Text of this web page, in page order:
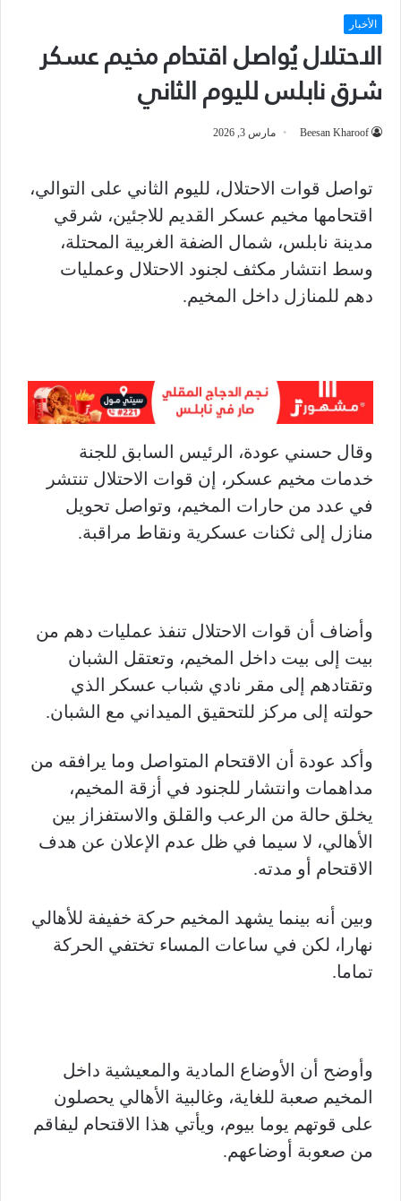
الأخبار
الاحتلال يُواصل اقتحام مخيم عسكر
شرق نابلس لليوم الثاني
Beesan Kharoof مارس 3, 2026
تواصل قوات الاحتلال، لليوم الثاني على التوالي،
اقتحامها مخيم عسكر القديم للاجئين، شرقي
مدينة نابلس، شمال الضفة الغربية المحتلة،
وسط انتشار مكثف لجنود الاحتلال وعمليات
دهم للمنازل داخل المخيم.
وقال حسني عودة، الرئيس السابق للجنة
خدمات مخيم عسكر، إن قوات الاحتلال تنتشر
في عدد من حارات المخيم، وتواصل تحويل
منازل إلى ثكنات عسكرية ونقاط مراقبة.
وأضاف أن قوات الاحتلال تنفذ عمليات دهم من
بيت إلى بيت داخل المخيم، وتعتقل الشبان
وتقتادهم إلى مقر نادي شباب عسكر الذي
حولته إلى مركز للتحقيق الميداني مع الشبان.
وأكد عودة أن الاقتحام المتواصل وما يرافقه من
مداهمات وانتشار للجنود في أزقة المخيم،
يخلق حالة من الرعب والقلق والاستفزاز بين
الأهالي، لا سيما في ظل عدم الإعلان عن هدف
الاقتحام أو مدته.
وبين أنه بينما يشهد المخيم حركة خفيفة للأهالي
نهارا، لكن في ساعات المساء تختفي الحركة
تماما.
وأوضح أن الأوضاع المادية والمعيشية داخل
المخيم صعبة للغاية، وغالبية الأهالي يحصلون
على قوتهم يوما بيوم، ويأتي هذا الاقتحام ليفاقم
من صعوبة أوضاعهم.